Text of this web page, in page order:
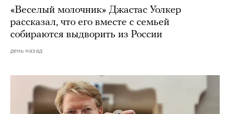
«Веселый молочник» Джастас Уолкер
рассказал, что его вместе с семьей
собираются выдворить из России
день назад